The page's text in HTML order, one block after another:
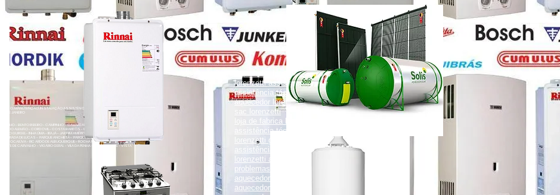
aquecedor lorenzetti vazando
lorenzetti assistência técnica
assistência técnica chuveiro lorenzetti rj
aquecedor lorenzetti não esquenta muito
sac lorenzetti
loja de fabrica lorenzetti
assistência técnica lorenzetti lapa
lorenzetti garantia
assistência técnica chuveiro lorenzetti rj
lorenzetti assistência técnica
problemas com aquecedor a gás lorenzetti
aquecedor lorenzetti manual
aquecedor a gás lorenzetti
MANUTENÇÃO, INSTALAÇÃO ASSISTÊNCIA TÉCNICA RUA PORTO FELIZ 371
DE JANEIRO
FILHO - BENTO RIBEIRO - CAMPINHO - CAVALCANTI - CASCADURA - COELHO
DO ALEMÃO - CORDOVIL - COSTA BARROS - ENGENHO LEAL - ENGENHO DA
GURGEL - INHAÚMA - IRAJÁ - JARDIM AMÉRICA - MADUREIRA - MARECHAL
- PARADA DE LUCAS - PARQUE ANCHIETA - PARQUE COLÚMBIA - PAVUNA - PENHA
BOCAIÚVA - RICARDO DE ALBUQUERQUE - ROCHA MIRANDA - TOMÁS COELHO
DE CARVALHO - VIGÁRIO GERAL - VILA DA PENHA - VILA KOSMOS - VISTA